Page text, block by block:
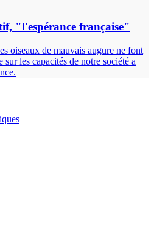
"l'espérance française"
oiseaux de mauvais augure ne font
les capacités de notre société a